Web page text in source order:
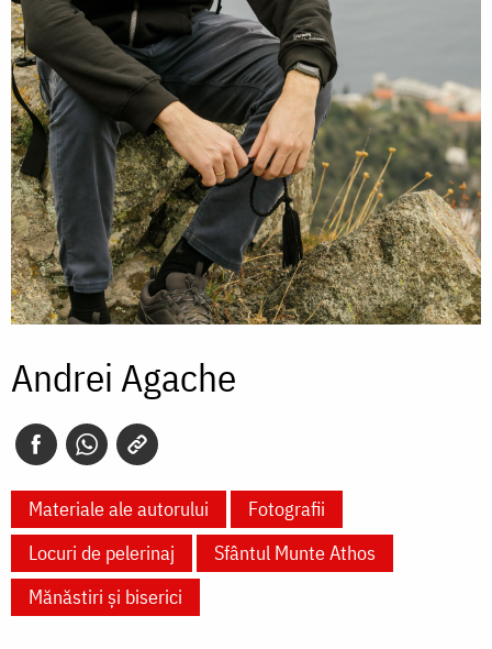
Andrei Agache
Materiale ale autorului
Fotografii
Locuri de pelerinaj
Sfântul Munte Athos
Mănăstiri și biserici